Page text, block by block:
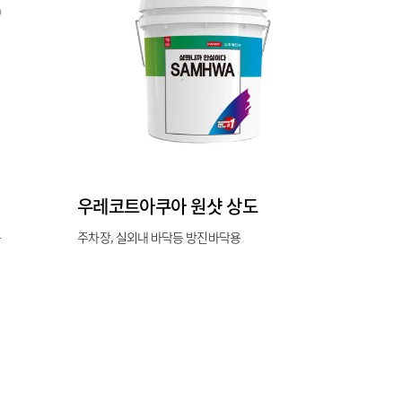
우레코트아쿠아 원샷 상도
주차장, 실외내 바닥등 방진바닥용